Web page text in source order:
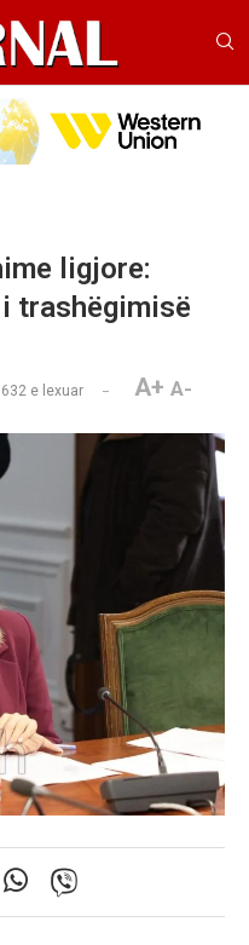
ligjore:
trashëgimisë
e lexuar A+ A-